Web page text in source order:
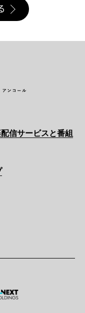
信サービスと番組